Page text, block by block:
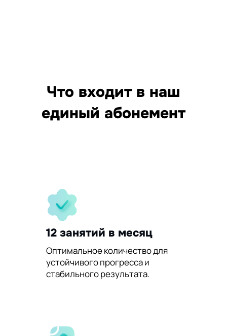
Что входит в наш
единый абонемент
12 занятий в месяц
Оптимальное количество для
устойчивого прогресса и
стабильного результата.